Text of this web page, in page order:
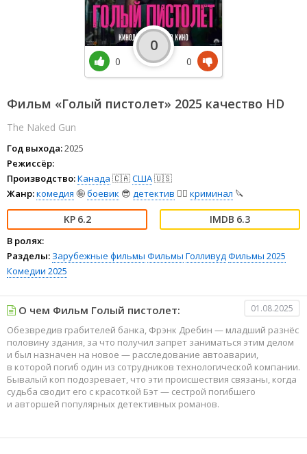
Фильм «Голый пистолет» 2025 качество HD
The Naked Gun
Год выхода:2025
Режиссёр:
Производство:Канада 🇨🇦США🇺🇸
Жанр:комедия 🤪боевик 😎 детектив 🕵️‍♂️ криминал 🔪
6.2 6.3
В ролях:
Разделы: Зарубежные фильмы Фильмы Голливуд Фильмы 2025
Комедии 2025
0
0
0
О чем Фильм Голый пистолет: 01.08.2025
Обезвредив грабителей банка, Фрэнк Дребин — младший разнёс
половину здания, за что получил запрет заниматься этим делом
и был назначен на новое — расследование автоаварии,
в которой погиб один из сотрудников технологической компании.
Бывалый коп подозревает, что эти происшествия связаны, когда
судьба сводит его с красоткой Бэт — сестрой погибшего
и авторшей популярных детективных романов.